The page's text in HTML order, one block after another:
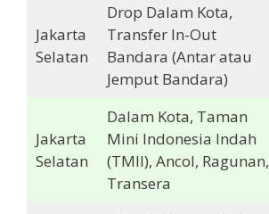
Jakarta
Selatan
Drop Dalam Kota,
Transfer In-Out
Bandara (Antar atau
Jemput Bandara)
Jakarta
Selatan
Dalam Kota, Taman
Mini Indonesia Indah
(TMII), Ancol, Ragunan,
Transera